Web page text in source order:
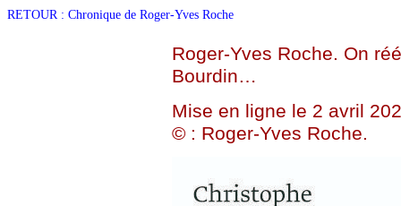
RETOUR : Chronique de Roger-Yves Roche
Roger-Yves Roche. On
Bourdin…
Mise en ligne le 2 avril
© : Roger-Yves Roche.